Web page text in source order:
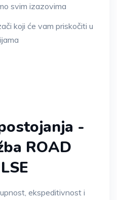
svim izazovima
koji će vam priskočiti u
-
ROAD
ekspeditivnost i